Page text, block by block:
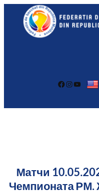
Перейти
содержимому
Facebook Instagram YouTube
Матчи
Чемпионата